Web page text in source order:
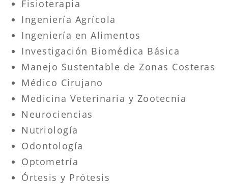
Fisioterapia
Ingeniería Agrícola
Ingeniería en Alimentos
Investigación Biomédica Básica
Manejo Sustentable de Zonas Costeras
Médico Cirujano
Medicina Veterinaria y Zootecnia
Neurociencias
Nutriología
Odontología
Optometría
Órtesis y Prótesis